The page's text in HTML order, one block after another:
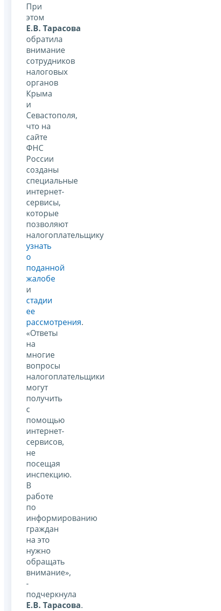
При
этом
Е.В. Тарасова
обратила
внимание
сотрудников
налоговых
органов
Крыма
и
Севастополя,
что на
сайте
ФНС
России
созданы
специальные
интернет-
сервисы,
которые
позволяют
налогоплательщику
узнать
о
поданной
жалобе
и
стадии
ее
рассмотрения.
«Ответы
на
многие
вопросы
налогоплательщики
могут
получить
с
помощью
интернет-
сервисов,
не
посещая
инспекцию.
В
работе
по
информированию
граждан
на это
нужно
обращать
внимание»,
-
подчеркнула
Е.В. Тарасова.